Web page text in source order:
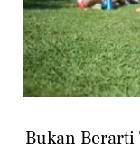
Bukan Berarti